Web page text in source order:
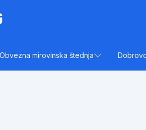
Obvezna mirovinska štednja